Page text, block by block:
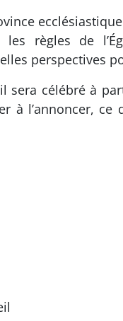
règles de
perspectives
sera célébré à
à l’annoncer,